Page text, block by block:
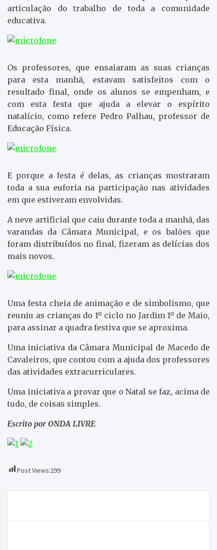
articulação do trabalho de toda a comunidade
educativa.
Os professores, que ensaiaram as suas crianças
para esta manhã, estavam satisfeitos com o
resultado final, onde os alunos se empenham, e
com esta festa que ajuda a elevar o espírito
natalício, como refere Pedro Palhau, professor de
Educação Física.
E porque a festa é delas, as crianças mostraram
toda a sua euforia na participação nas atividades
em que estiveram envolvidas.
A neve artificial que caiu durante toda a manhã, das
varandas da Câmara Municipal, e os balões que
foram distribuídos no final, fizeram as delícias dos
mais novos.
Uma festa cheia de animação e de simbolismo, que
reuniu as crianças do 1º ciclo no Jardim 1º de Maio,
para assinar a quadra festiva que se aproxima.
Uma iniciativa da Câmara Municipal de Macedo de
Cavaleiros, que contou com a ajuda dos professores
das atividades extracurriculares.
Uma iniciativa a provar que o Natal se faz, acima de
tudo, de coisas simples.
Escrito por ONDA LIVRE
Post Views:299